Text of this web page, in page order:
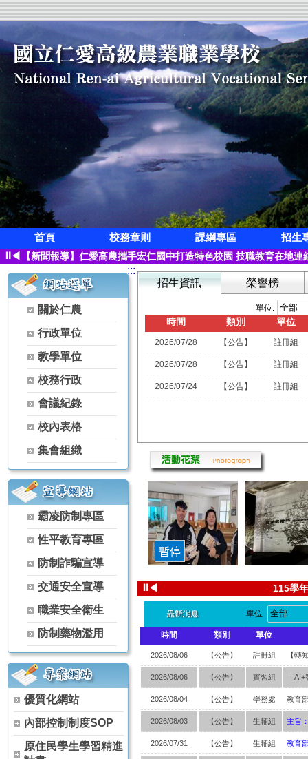
首頁 校務章則 課綱專區
招生
⏸◀
狂賀!本校觀光科應屆畢業生凌紫璇榮獲第三屆全國創意茶飲調製競
【新聞報導】仁愛高農攜手宏仁國中打造特色校園 技職教育在地連
【115學年度升學榜單】恭喜 空間測繪科 林寓桀【繁星】錄取 國
【115學年度升學榜單】恭喜 觀光事業科 凌紫璇【繁星】錄取 國
【115學年度升學榜單】恭喜 園藝科 蔡子怡【繁星】錄取 國立屏
【115學年度升學榜單】恭喜 家政科 黃芊蓓【繁星】錄取 國立屏
【115學年度升學榜單】恭喜 農場經營科 林彥丞【繁星】錄取 國
【115學年度升學榜單】恭喜 空間測繪科 楊景翔【繁星】錄取 國
【115學年度升學榜單】恭喜 森林科 谷雋瑋【繁星】錄取 弘光科
【115學年度升學榜單】恭喜 茶葉技術科 黃冠宇【繁星】錄取 宏
【115學年度升學榜單】恭喜 家政科 古羽涵【獨招】錄取 國立體
【115學年度升學榜單】恭喜 農經科 吳秉原【獨招】錄取 國立屏
【115學年度升學榜單】恭喜 農經科 林宏睿【獨招】錄取 國立暨
【115學年度升學榜單】恭喜 家政科 古羽涵【獨招】錄取 國立暨
【115學年度升學榜單】恭喜 家政科 黃芊蓓【獨招】錄取 國立暨
【115學年度升學榜單】恭喜 家政科 陳葦婕【獨招】錄取 國立暨
【115學年度升學榜單】恭喜 家政科 陳啟恒【獨招】錄取 國立暨
【115學年度升學榜單】恭喜 園藝科 李思華【獨招】錄取 國立暨
【115學年度升學榜單】恭喜 家政科 古羽涵【獨招】錄取 彰化師
【115學年度升學榜單】恭喜 家政科 潘曉婷【獨招】錄取 國立暨
【115學年度升學榜單】恭喜 家政科 羅芷晴【獨招】錄取 國立暨
【115學年度升學榜單】恭喜 茶葉技術科 林天賜【獨招】錄取 國
【115學年度升學榜單】恭喜 茶葉技術科 林天賦【獨招】錄取 國
【115學年度升學榜單】恭喜 家政科 黃芊蓓【獨招】錄取 國立臺
【115學年度升學榜單】恭喜 茶葉技術科 林天賦【獨招】錄取 國
【115學年度升學榜單】恭喜 茶葉技術科 黃冠宇【獨招】錄取 國
【115學年度升學榜單】恭喜 空間測繪科 賈芳伊【獨招】錄取 國
【115學年度升學榜單】恭喜 觀光事業科 林侑宏【甄審入學】錄取
115年全國中等學校運動會 高女組軟式網球雙打(林雨柔、陳芊羽)
狂賀～本校原舞社參加114學年度全國學生舞蹈比賽決賽 榮獲 高
狂賀～114學年度 全國農業類技藝競賽 農場經營職種 農經科 林彥
狂賀～114學年度 全國家事技藝競賽 膳食製作職種 家政科 羅芷晴
狂賀～114學年度 全國家事技藝競賽 膳食製作職種 家政科 陳葦婕
關於仁農
行政單位
教學單位
校務行政
會議紀錄
校內表格
集會組織
霸凌防制專區
性平教育專區
防制詐騙宣導
交通安全宣導
職業安全衛生
防制藥物濫用
優質化網站
內部控制制度SOP
原住民學生學習精進
:::
招生資訊
榮譽榜
單位:
時間 類別 單位
2026/07/28 【公告】 註冊組
2026/07/28 【公告】 註冊組
2026/07/24 【公告】 註冊組
⏸◀
115學
校
單位:
時間 類別 單位
2026/08/06 【公告】 註冊組
2026/08/06 【公告】 實習組 「
2026/08/04 【公告】 學務處
2026/08/03 【公告】 生輔組
2026/07/31 【公告】 生輔組